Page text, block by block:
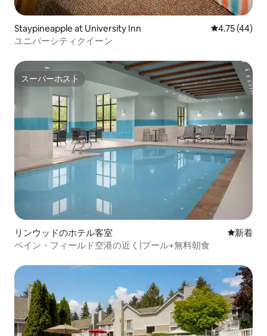
Staypineapple at University Inn レビュー44
4.75 (44)
ユニバーシティクイーン
スーパーホスト
スーパーホスト
リンウッドのホテル客室 新しい宿
新着
ペイン・フィールド空港の近く|プール+無料朝食